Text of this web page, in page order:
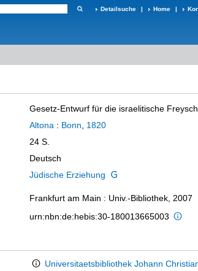
Detailsuche | Home |
Gesetz-Entwurf für die israelitische
Altona : Bonn
1820
24 S.
Deutsch
Jüdische Erziehung
Frankfurt am Main : Univ.-Bibliothek, 2007
urn:nbn:de:hebis:30-180013665003
Universitaetsbibliothek Johann